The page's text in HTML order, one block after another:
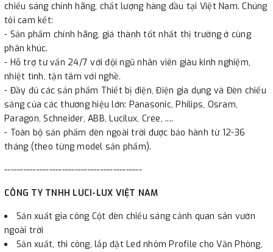
chiếu sáng chính hãng, chất lượng hàng đầu tại Việt Nam. Chúng
tôi cam kết:
- Sản phẩm chính hãng, giá thành tốt nhất thị trường ở cùng
phân khúc.
- Hỗ trợ tư vấn 24/7 với đội ngũ nhân viên giàu kinh nghiệm,
nhiệt tình, tận tâm với nghề.
- Đầy đủ các sản phẩm Thiết bị điện, Điện gia dụng và Đèn chiếu
sáng của các thương hiệu lớn: Panasonic, Philips, Osram,
Paragon, Schneider, ABB, Lucilux, Cree, ....
- Toàn bộ sản phẩm đèn ngoài trời được bảo hành từ 12-36
tháng (theo từng model sản phẩm).
-------------------------------------------
CÔNG TY TNHH LUCI-LUX VIỆT NAM
Sản xuất gia công Cột đèn chiếu sáng cảnh quan sân vườn
ngoài trời
Sản xuất, thi công, lắp đặt Led nhôm Profile cho Văn Phòng,